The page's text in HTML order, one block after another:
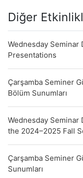
Diğer
Wednesday
Presentations
Çarşamba Seminer
Bölüm Sunumları
Wednesday
the 2024–2025 Fall
Çarşamba Seminer
Sunumları